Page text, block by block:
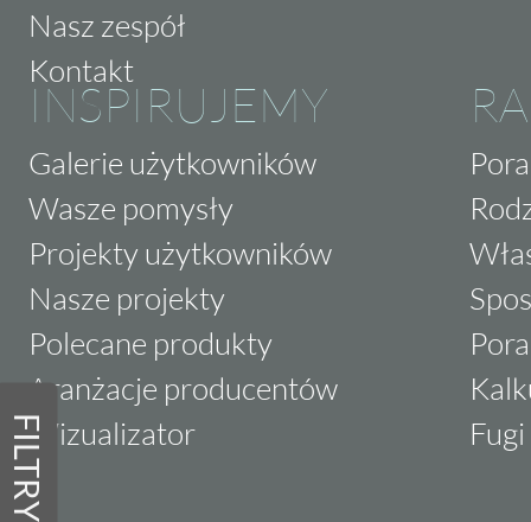
FILTRY
Nasz zespół
Kontakt
INSPIRUJEMY
Galerie użytkowników
Wasze pomysły
Projekty użytkowników
Nasze projekty
Polecane produkty
Aranżacje producentów
Wizualizator